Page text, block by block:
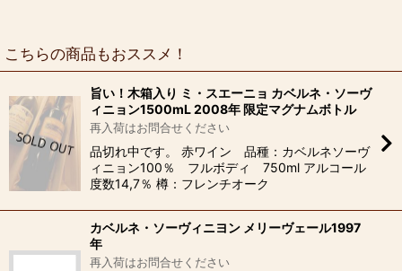
こちらの商品もおススメ！
旨い！木箱入り ミ・スエーニョ カベルネ・ソーヴ
ィニョン1500mL 2008年 限定マグナムボトル
再入荷はお問合せください
品切れ中です。 赤ワイン 品種：カベルネソーヴ
ィニョン100％ フルボディ 750ml アルコール
度数14,7％ 樽：フレンチオーク
カベルネ・ソーヴィニヨン メリーヴェール1997
年
再入荷はお問合せください